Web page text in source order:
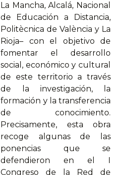
La Mancha, Alcalá, Nacional
de Educación a Distancia,
Politècnica de València y La
Rioja– con el objetivo de
fomentar el desarrollo
social, económico y cultural
de este territorio a través
de la investigación, la
formación y la transferencia
de conocimiento.
Precisamente, esta obra
recoge algunas de las
ponencias que se
defendieron en el I
Congreso de la Red de